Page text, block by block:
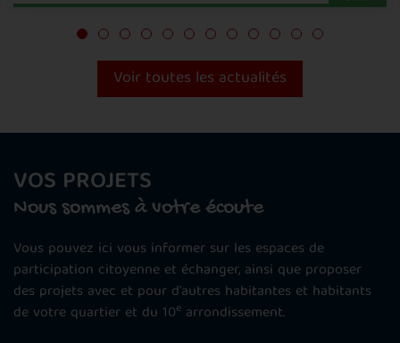
Voir toutes les actualités
VOS PROJETS
Nous sommes à votre écoute
Vous pouvez ici vous informer sur les espaces de
participation citoyenne et échanger, ainsi que proposer
des projets avec et pour d'autres habitantes et habitants
de votre quartier et du 10e arrondissement.